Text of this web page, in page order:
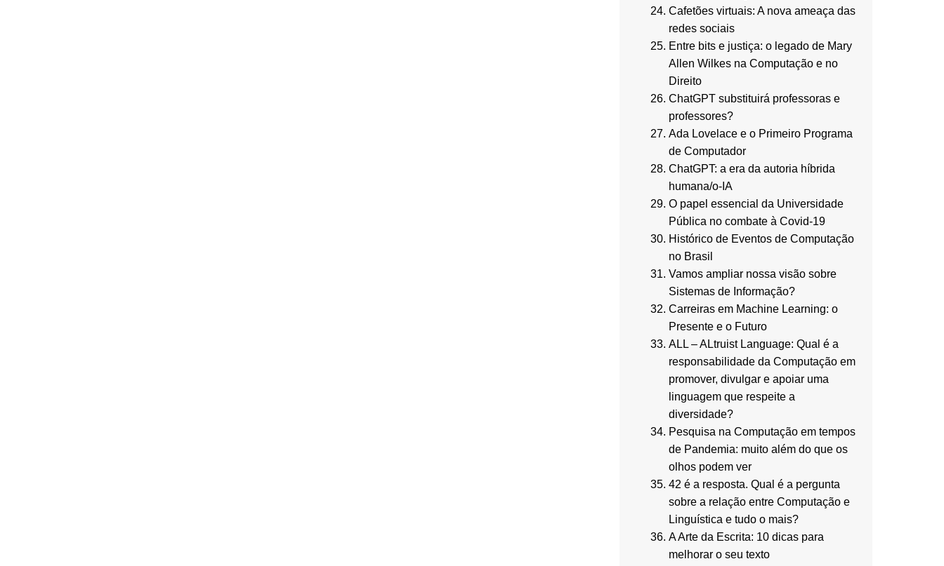
Cafetões virtuais: A nova ameaça das
redes sociais
Entre bits e justiça: o legado de Mary
Allen Wilkes na Computação e no
Direito
ChatGPT substituirá professoras e
professores?
Ada Lovelace e o Primeiro Programa
de Computador
ChatGPT: a era da autoria híbrida
humana/o-IA
O papel essencial da Universidade
Pública no combate à Covid-19
Histórico de Eventos de Computação
no Brasil
Vamos ampliar nossa visão sobre
Sistemas de Informação?
Carreiras em Machine Learning: o
Presente e o Futuro
ALL – ALtruist Language: Qual é a
responsabilidade da Computação em
promover, divulgar e apoiar uma
linguagem que respeite a
diversidade?
Pesquisa na Computação em tempos
de Pandemia: muito além do que os
olhos podem ver
42 é a resposta. Qual é a pergunta
sobre a relação entre Computação e
Linguística e tudo o mais?
A Arte da Escrita: 10 dicas para
melhorar o seu texto